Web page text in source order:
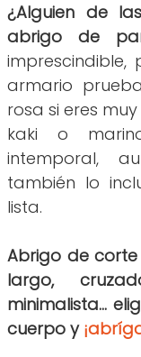
¿Alguien de
abrigo de
armario
rosa si eres
kaki o
intemporal,
también lo
lista.
Abrigo de corte
largo,
minimalista...
cuerpo y